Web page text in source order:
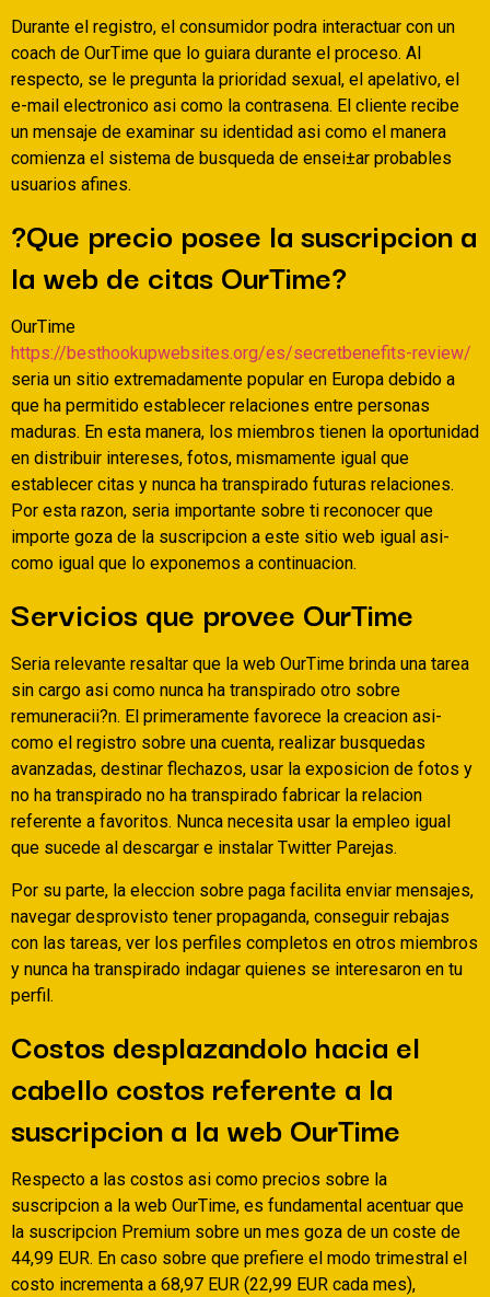
Durante el registro, el consumidor podra interactuar con un
coach de OurTime que lo guiara durante el proceso. Al
respecto, se le pregunta la prioridad sexual, el apelativo, el
e-mail electronico asi­ como la contrasena. El cliente recibe
un mensaje de examinar su identidad asi­ como el manera
comienza el sistema de busqueda de ensei±ar probables
usuarios afines.
?Que precio posee la suscripcion a
la web de citas OurTime?
OurTime
https://besthookupwebsites.org/es/secretbenefits-review/
seri­a un sitio extremadamente popular en Europa debido a
que ha permitido establecer relaciones entre personas
maduras. En esta manera, los miembros tienen la oportunidad
en distribuir intereses, fotos, mismamente igual que
establecer citas y nunca ha transpirado futuras relaciones.
Por esta razon, seri­a importante sobre ti reconocer que
importe goza de la suscripcion a este sitio web igual asi­
como igual que lo exponemos a continuacion.
Servicios que provee OurTime
Seri­a relevante resaltar que la web OurTime brinda una tarea
sin cargo asi­ como nunca ha transpirado otro sobre
remuneracii?n. El primeramente favorece la creacion asi­
como el registro sobre una cuenta, realizar busquedas
avanzadas, destinar flechazos, usar la exposicion de fotos y
no ha transpirado no ha transpirado fabricar la relacion
referente a favoritos. Nunca necesita usar la empleo igual
que sucede al descargar e instalar Twitter Parejas.
Por su parte, la eleccion sobre paga facilita enviar mensajes,
navegar desprovisto tener propaganda, conseguir rebajas
con las tareas, ver los perfiles completos en otros miembros
y nunca ha transpirado indagar quienes se interesaron en tu
perfil.
Costos desplazandolo hacia el
cabello costos referente a la
suscripcion a la web OurTime
Respecto a las costos asi­ como precios sobre la
suscripcion a la web OurTime, es fundamental acentuar que
la suscripcion Premium sobre un mes goza de un coste de
44,99 EUR. En caso sobre que prefiere el modo trimestral el
costo incrementa a 68,97 EUR (22,99 EUR cada mes),